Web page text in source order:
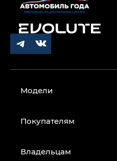
Модели
Покупателям
Владельцам